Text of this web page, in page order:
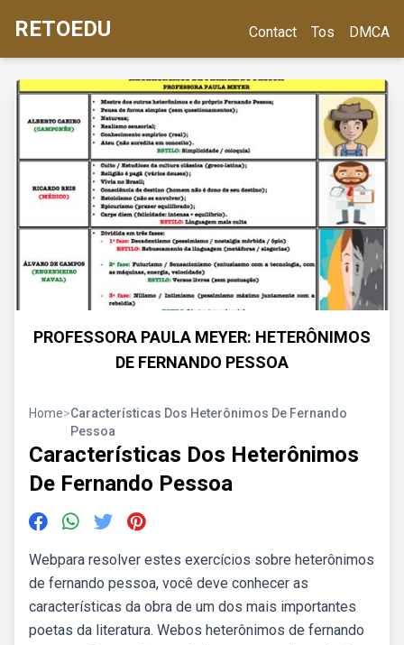
RETOEDU Contact Tos DMCA
PROFESSORA PAULA MEYER: HETERÔNIMOS
DE FERNANDO PESSOA
Home>Características Dos Heterônimos De Fernando
Pessoa
Características Dos Heterônimos
De Fernando Pessoa
Webpara resolver estes exercícios sobre heterônimos
de fernando pessoa, você deve conhecer as
características da obra de um dos mais importantes
poetas da literatura. Webos heterônimos de fernando